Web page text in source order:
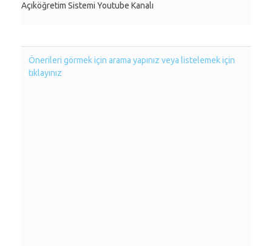
Açıköğretim Sistemi Youtube Kanalı
Önerileri görmek için arama yapınız veya listelemek için
tıklayınız